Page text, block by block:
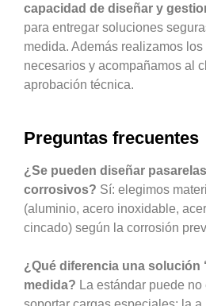
capacidad de diseñar y
para entregar soluciones
medida. Además realizamos
necesarios y acompañamos al
aprobación técnica.
Preguntas frecuentes
¿Se pueden diseñar
corrosivos? Sí: elegimos
(aluminio, acero inoxidable,
cincado) según la corrosión
¿Qué diferencia una solución
medida? La estándar puede